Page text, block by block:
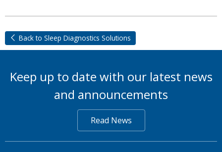
Back to Sleep Diagnostics Solutions
Keep up to date with our latest news
and announcements
Read News